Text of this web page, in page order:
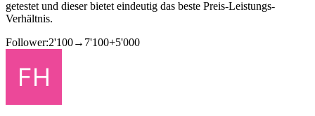
getestet und dieser bietet eindeutig das beste Preis-Leistungs-
Verhältnis.
Follower:2'100→ 7'100+5'000